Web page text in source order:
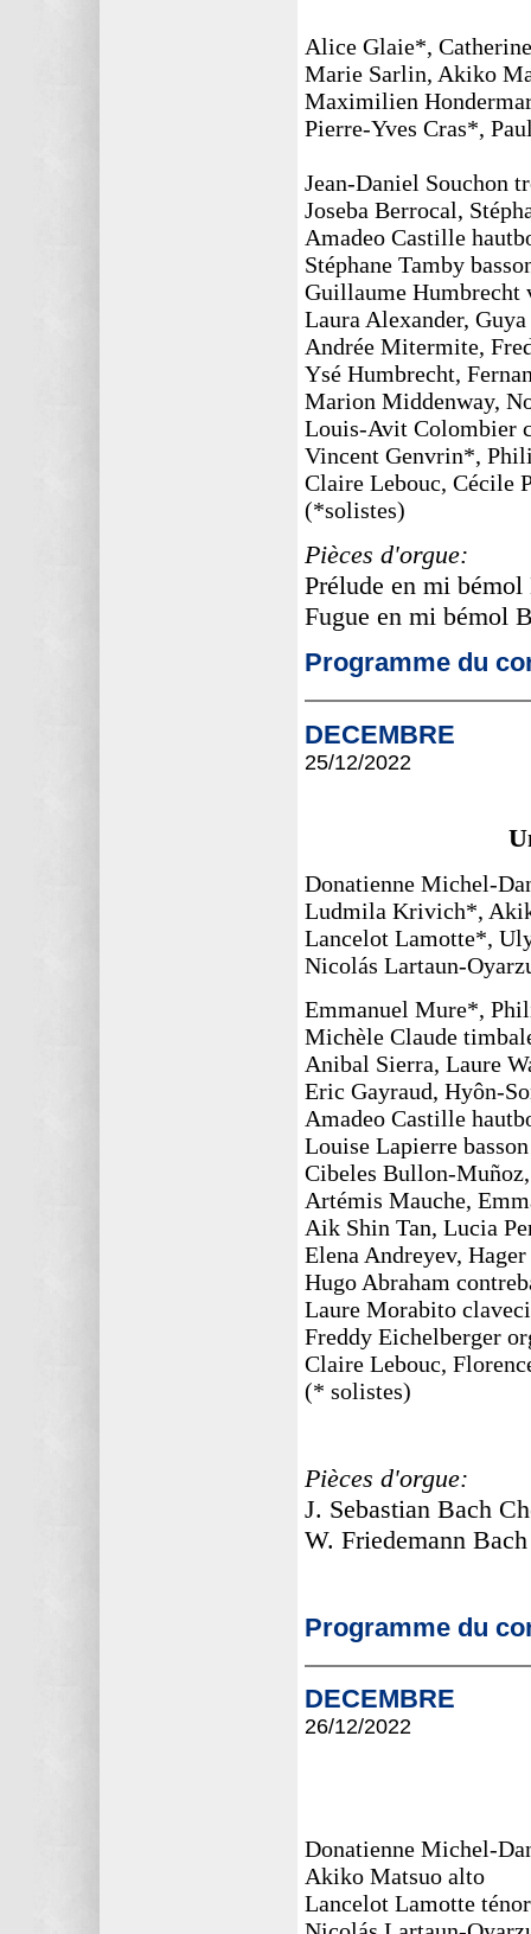
Alice Glaie*,
Marie Sarlin, Akiko
Maximilien
Pierre-Yves Cras*,
Jean-Daniel Souchon
Joseba Berrocal,
Amadeo Castille
Stéphane Tamby
Guillaume Humbrecht
Laura Alexander,
Andrée Mitermite,
Ysé Humbrecht,
Marion Middenway,
Louis-Avit Colombier
Vincent Genvrin*,
Claire Lebouc, Cécile
(*solistes)
Pièces d'orgue:
Prélude en mi
Fugue en mi bémol
Programme du
DECEMBRE
25/12/2022
Donatienne Michel-
Ludmila Krivich*,
Lancelot Lamotte*,
Nicolás Lartaun-
Emmanuel Mure*,
Michèle Claude
Anibal Sierra, Laure
Eric Gayraud, Hyôn-
Amadeo Castille
Louise Lapierre basson
Cibeles Bullon-
Artémis Mauche,
Aik Shin Tan, Lucia
Elena Andreyev,
Hugo Abraham
Laure Morabito
Freddy Eichelberger
Claire Lebouc,
(* solistes)
Pièces d'orgue:
J. Sebastian Bach
W. Friedemann
Programme du
DECEMBRE
26/12/2022
Donatienne Michel-
Akiko Matsuo alto
Lancelot Lamotte ténor